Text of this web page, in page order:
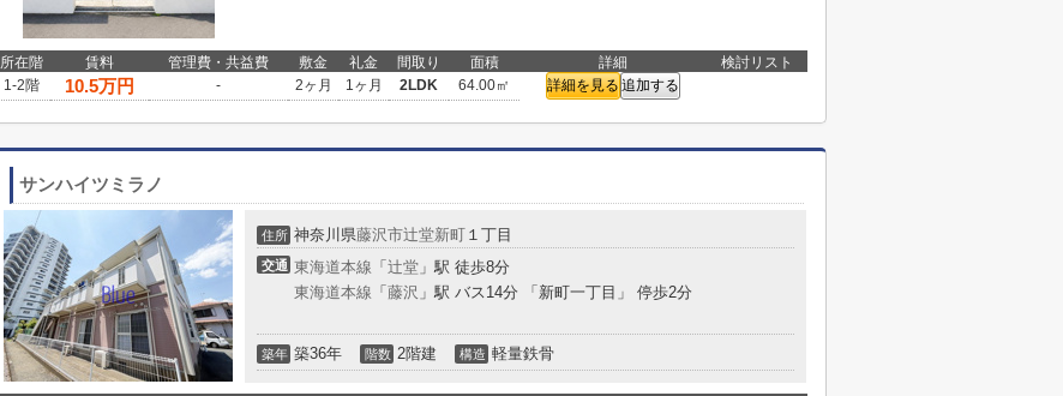
所在階 賃料 管理費・共益費 敷金 礼金 間取り 面積 詳細
検討リスト
1-2階
10.5万円 - 2ヶ月 1ヶ月 2LDK 64.00㎡ 詳細を見る 追加する
サンハイツミラノ
住所 神奈川県藤沢市辻堂新町 １丁目
交通 東海道本線 「 辻堂 」駅 徒歩8分
東海道本線 「 藤沢 」駅 バス14分 「新町一丁目」 停歩2分
築年 築36年 階数 2階建 構造 軽量鉄骨